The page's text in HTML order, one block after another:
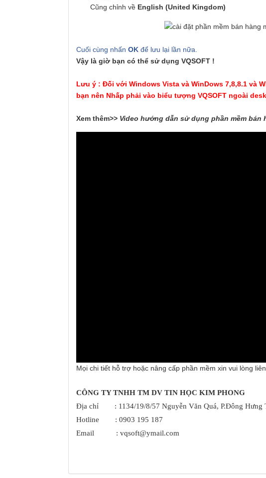
Cũng chỉnh về English (United Kingdom)
Cuối cùng nhấn OK để lưu lại lần nữa.
Vậy là giờ bạn có thể sử dụng VQSOFT !
Lưu ý : Đối với Windows Vista và WinDows 7,8,8.1 và
bạn nên Nhấp phải vào biểu tượng VQSOFT ngoài
Xem thêm>> Video hướng dẫn sử dụng phần mềm
Mọi chi tiết hỗ trợ hoặc nâng cấp phần mềm xin vui lòng
CÔNG TY TNHH TM DV TIN HỌC KIM PHONG
Địa chỉ : 1134/19/8/57 Nguyễn Văn Quá, P.Đông Hưng
Hotline : 0903 195 187
Email : vqsoft@ymail.com